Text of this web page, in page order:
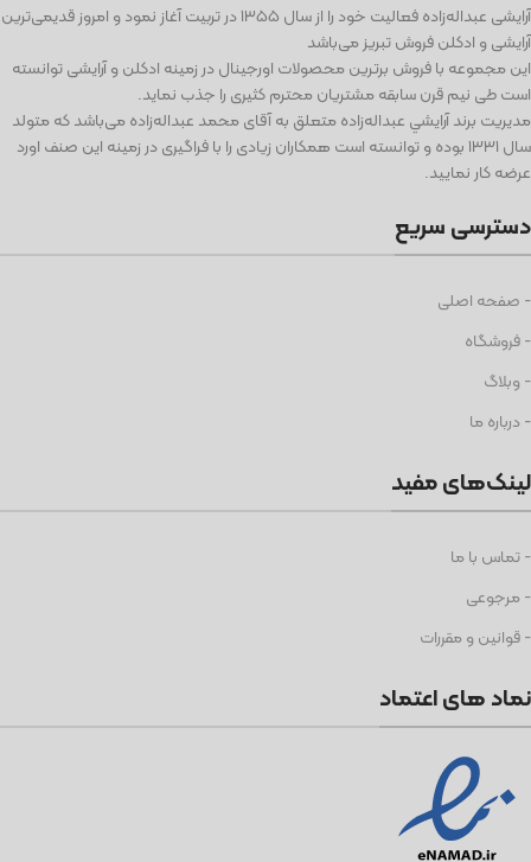
آرايشی عبداله‌زاده فعاليت خود را از سال ۱۳۵۵ در تربیت آغاز نمود و امروز قدیمی‌ترین
آرایشی و ادكلن فروش تبریز می‌باشد
این مجموعه با فروش برترین محصولات اورجینال در زمینه ادكلن و آرایشی توانسته
است طی نيم قرن سابقه مشتریان محترم كثیری را جذب نمايد.
مديريت برند آرايشي عبداله‌زاده متعلق به آقای محمد عبداله‌زاده می‌باشد كه متولد
سال ١٣٣١ بوده و توانسته است همكاران زيادی را با فراگيری در زمينه اين صنف اورد
عرضه كار نماييد.
دسترسی سریع
- صفحه اصلی
- فروشگاه
- وبلاگ
- درباره ما
لینک‌های مفید
- تماس با ما
- مرجوعی
- قوانین و مقررات
نماد های اعتماد